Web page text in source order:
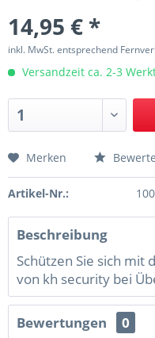
14,95 € *
inkl. MwSt. entsprechend
Versandzeit ca. 2-3
Merken
Artikel-Nr.:
Beschreibung
Schützen Sie sich mit
von kh security bei
Bewertungen
0